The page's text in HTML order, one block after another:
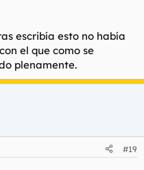
escribía esto no había
el que como se
plenamente.
#19